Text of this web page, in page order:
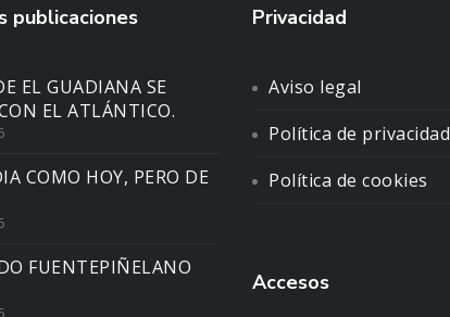
publicaciones
EL GUADIANA SE
EL ATLÁNTICO.
COMO HOY, PERO DE
FUENTEPIÑELANO
Privacidad
Aviso legal
Política de privacidad
Política de cookies
Accesos